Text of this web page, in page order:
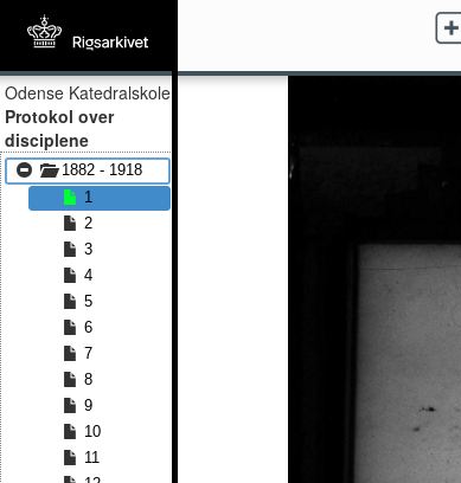
Odense Katedralskole
Protokol over
disciplene
1882 - 1918
1
2
3
4
5
6
7
8
9
10
11